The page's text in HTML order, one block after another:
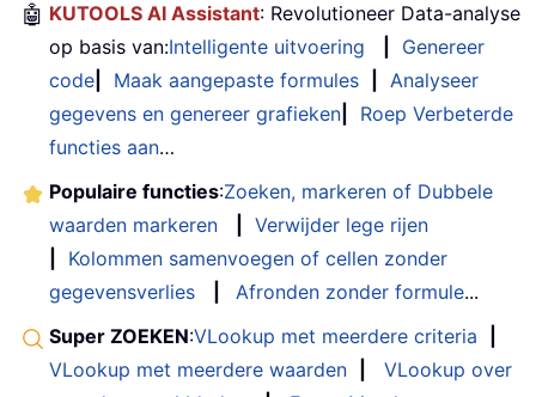
For Each key In dict1. keys
If dict2.exists key) And
            resultDict
. Add key, 1
End If
Next
' Output result to next empty
    outputRow
=
1
For Each key In resultDict
        Cells
(outputRow, Columns.
        outputRow
outputRow
🤖 KUTOOLS AI Assistant: Revolutioneer Data-analyse
op basis van:Intelligente uitvoering
Genereer
code
Maak aangepaste formules
Analyseer
gegevens en genereer grafieken
Roep Verbeterde
functies aan…
Populaire functies:Zoeken, markeren of Dubbele
waarden markeren
Verwijder lege rijen
Kolommen samenvoegen of cellen zonder
gegevensverlies
Afronden zonder formule...
Super ZOEKEN:VLookup met meerdere criteria
VLookup met meerdere waarden
VLookup over